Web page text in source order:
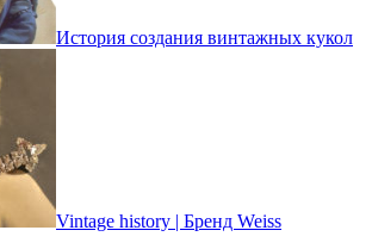
История создания винтажных кукол
Vintage history | Бренд Weiss